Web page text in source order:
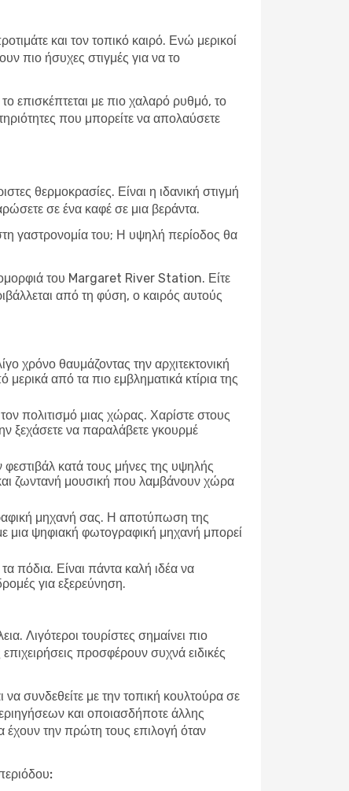
και τον τοπικό καιρό. Ενώ μερικοί
πιο ήσυχες στιγμές για να το
επισκέπτεται με πιο χαλαρό ρυθμό, το
που μπορείτε να απολαύσετε
θερμοκρασίες. Είναι η ιδανική στιγμή
σε ένα καφέ σε μια βεράντα.
γαστρονομία του; Η υψηλή περίοδος θα
ομορφιά του Margaret River Station. Είτε
από τη φύση, ο καιρός αυτούς
χρόνο θαυμάζοντας την αρχιτεκτονική
μερικά από τα πιο εμβληματικά κτίρια της
πολιτισμό μιας χώρας. Χαρίστε στους
ξεχάσετε να παραλάβετε γκουρμέ
κατά τους μήνες της υψηλής
ζωντανή μουσική που λαμβάνουν χώρα
μηχανή σας. Η αποτύπωση της
μια ψηφιακή φωτογραφική μηχανή μπορεί
πόδια. Είναι πάντα καλή ιδέα να
για εξερεύνηση.
Λιγότεροι τουρίστες σημαίνει πιο
προσφέρουν συχνά ειδικές
να συνδεθείτε με την τοπική κουλτούρα σε
και οποιασδήποτε άλλης
έχουν την πρώτη τους επιλογή όταν